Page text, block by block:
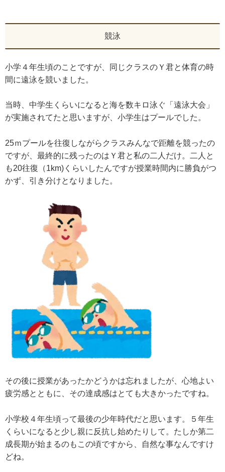
競泳
小学４年生頃のことですが、同じクラスのＹ君と体育の時
間に遠泳を競いました。
当時、中学生くらいになると海を数キロ泳ぐ「遠泳大会」
が実施されてたと思いますが、小学生はプールでした。
25ｍプールを往復しながらクラスみんなで距離を競ったの
ですが、最終的に残ったのはＹ君と私の二人だけ。二人と
も20往復（1km)くらいしたんですが授業時間内に勝負がつ
かず、引き分けとなりました。
その後に授業があったかどうかは忘れましたが、心地よい
疲労感とともに、その達成感はとても大きかったですね。
小学校４年生頃って最後の少年時代だと思います。５年生
くらいになると少し親に反抗し始めたりして。たしか第二
成長期が始まるのもこの頃ですから、自然な事なんですけ
どね。